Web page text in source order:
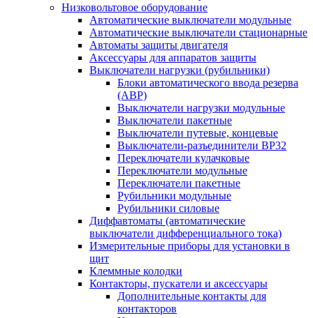
Низковольтовое оборудование
Автоматические выключатели модульные
Автоматические выключатели стационарные
Автоматы защиты двигателя
Аксессуары для аппаратов защиты
Выключатели нагрузки (рубильники)
Блоки автоматического ввода резерва
(АВР)
Выключатели нагрузки модульные
Выключатели пакетные
Выключатели путевые, концевые
Выключатели-разъединители ВР32
Переключатели кулачковые
Переключатели модульные
Переключатели пакетные
Рубильники модульные
Рубильники силовые
Диффавтоматы (автоматические
выключатели дифференциального тока)
Измерительные приборы для установки в
щит
Клеммные колодки
Контакторы, пускатели и аксессуары
Дополнительные контакты для
контакторов